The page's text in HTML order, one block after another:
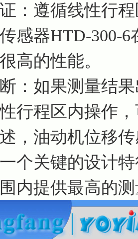
：遵循线性行
感器HTD-300-
高的性能。
：如果测量结
行程区内操作
，油动机位移
个关键的设计
内提供最高的